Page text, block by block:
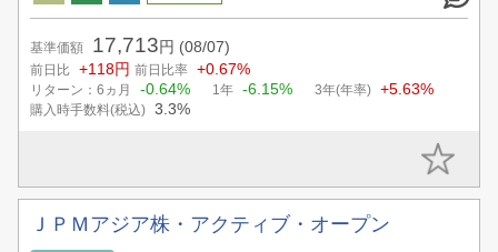
基準価額 17,713 円 (08/07)
前日比 +118円 前日比率 +0.67%
リターン：6ヵ月 -0.64% 1年 -6.15% 3年(年率) +5.63%
購入時手数料(税込) 3.3%
ＪＰＭアジア株・アクティブ・オープン